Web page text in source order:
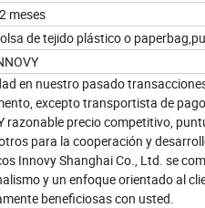
meses
de tejido plástico o
en nuestro pasado
excepto transportista de
precio competitivo,
para la cooperación y
Innovy Shanghai Co., Ltd. se
y un enfoque orientado al
beneficiosas con usted.